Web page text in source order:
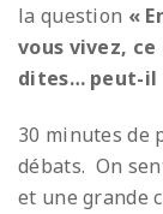
la question «
vous vivez, ce
dites… peut-il
30 minutes de
débats. On
et une grande